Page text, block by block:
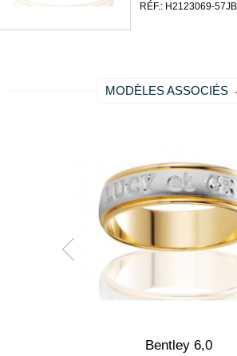
RÉF.: H2123069-
MODÈLES ASSOCIÉS
Bentley 6,0